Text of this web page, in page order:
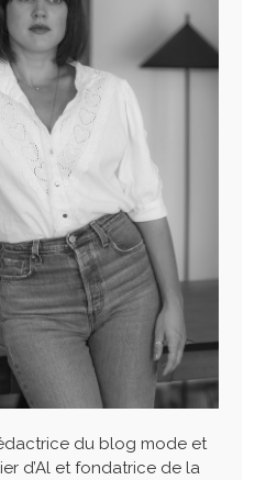
du blog mode et
d’Al et fondatrice de la